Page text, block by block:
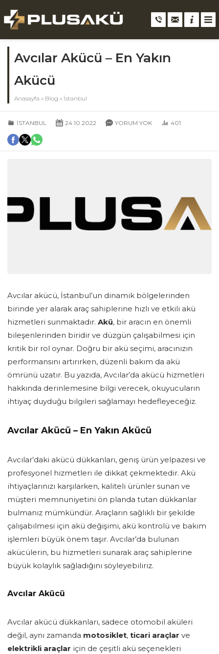
Avcılar Akücü – En Yakın
Akücü
Anasayfa » Blog » İstanbul
İSTANBUL 24.10.2022 YORUM YOK 401
Avcılar akücü, İstanbul’un dinamik bölgelerinden
birinde yer alarak araç sahiplerine hızlı ve etkili akü
hizmetleri sunmaktadır. Akü, bir aracın en önemli
bileşenlerinden biridir ve düzgün çalışabilmesi için
kritik bir rol oynar. Doğru bir akü seçimi, aracınızın
performansını artırırken, düzenli bakım da akü
ömrünü uzatır. Bu yazıda, Avcılar’da akücü hizmetleri
hakkında derinlemesine bilgi verecek, okuyucuların
ihtiyaç duyduğu bilgileri sağlamayı hedefleyeceğiz.
Avcılar Akücü – En Yakın Akücü
Avcılar’daki akücü dükkanları, geniş ürün yelpazesi ve
profesyonel hizmetleri ile dikkat çekmektedir. Akü
ihtiyaçlarınızı karşılarken, kaliteli ürünler sunan ve
müşteri memnuniyetini ön planda tutan dükkanlar
bulmanız mümkündür. Araçların sağlıklı bir şekilde
çalışabilmesi için akü değişimi, akü kontrolü ve bakım
işlemleri büyük önem taşır. Avcılar’da bulunan
akücülerin, bu hizmetleri sunarak araç sahiplerine
büyük kolaylık sağladığını söyleyebiliriz.
Avcılar Akücü
Avcılar akücü dükkanları, sadece otomobil aküleri
değil, aynı zamanda motosiklet, ticari araçlar ve
elektrikli araçlar için de çeşitli akü seçenekleri